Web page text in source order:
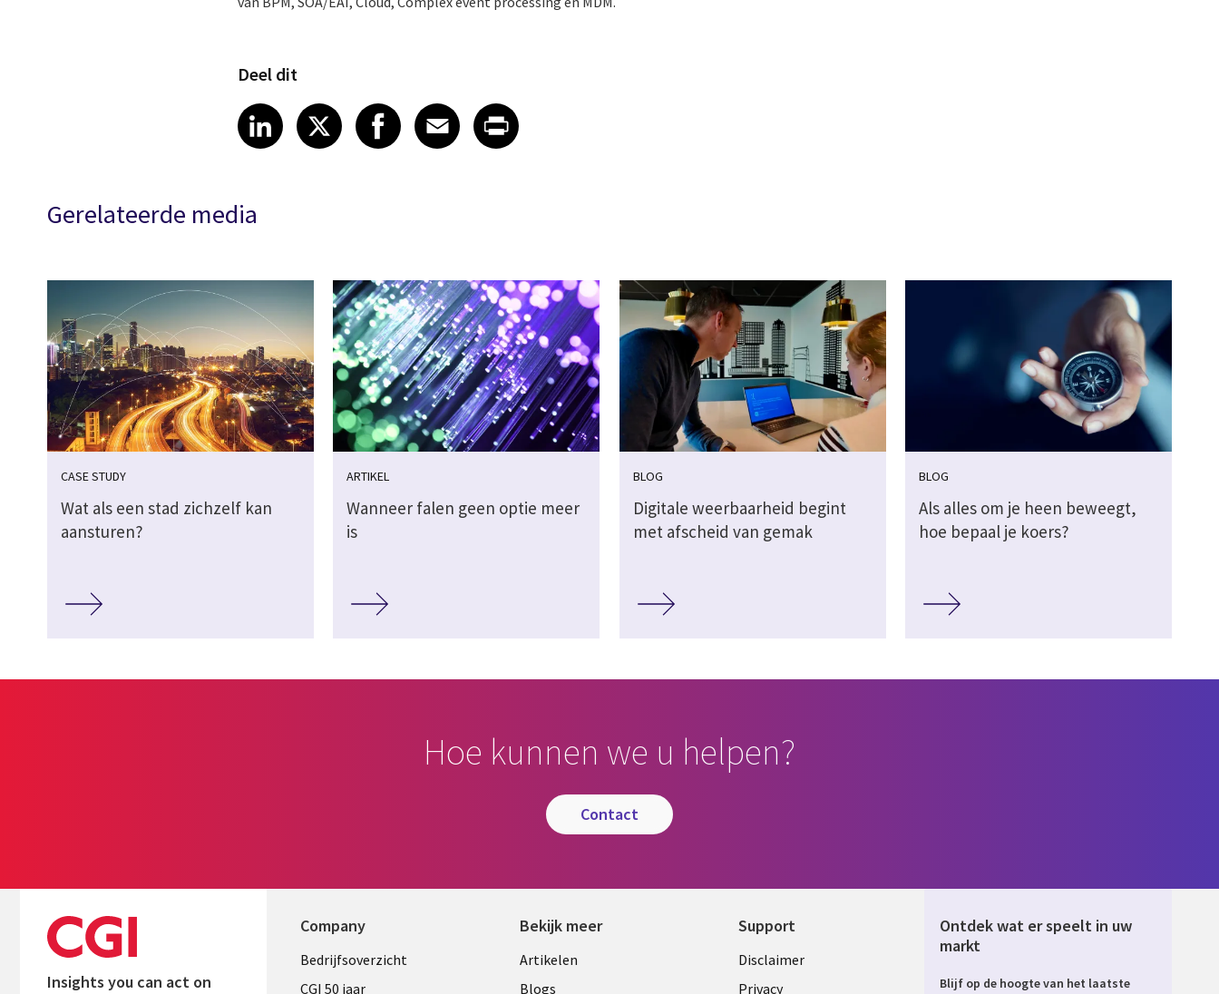
Deel dit
Share article on LinkedIn
LinkedIn
Share article on X
XShare article on Facebook
Facebook
Share article on Email
Email
Share article on Print
Gerelateerde media
CASE STUDY
Wat als een stad zichzelf kan
aansturen?
ARTIKEL
Wanneer falen geen optie meer
is
BLOG
Digitale weerbaarheid begint
met afscheid van gemak
BLOG
Als alles om je heen beweegt,
hoe bepaal je koers?
Hoe kunnen we u helpen?
contact
Insights you can act on
Company
Useful
Bedrijfsoverzicht
CGI 50 jaar
Bekijk meer
Library
Artikelen
Blogs
Support
Legal
Disclaimer
Privacy
Ontdek wat er speelt in uw
markt
Blijf op de hoogte van het laatste